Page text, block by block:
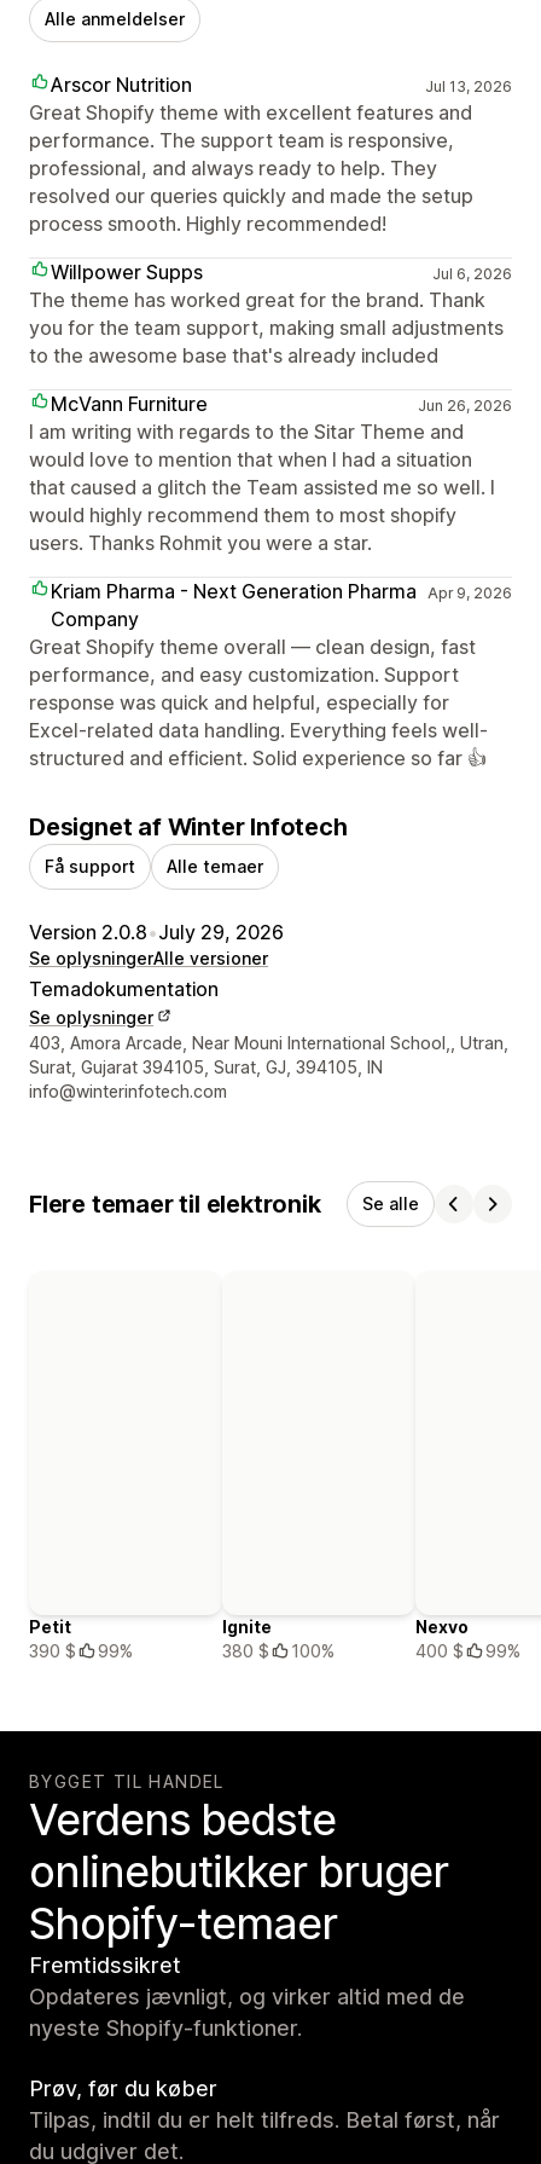
Alle anmeldelser
Arscor Nutrition Jul 13, 2026
Great Shopify theme with excellent features and
performance. The support team is responsive,
professional, and always ready to help. They
resolved our queries quickly and made the setup
process smooth. Highly recommended!
Willpower Supps
Jul 6, 2026
The theme has worked great for the brand. Thank
you for the team support, making small adjustments
to the awesome base that's already included
McVann Furniture
Jun 26, 2026
I am writing with regards to the Sitar Theme and
would love to mention that when I had a situation
that caused a glitch the Team assisted me so well. I
would highly recommend them to most shopify
users. Thanks Rohmit you were a star.
Kriam Pharma - Next Generation Pharma
Company
Apr 9, 2026
Great Shopify theme overall — clean design, fast
performance, and easy customization. Support
response was quick and helpful, especially for
Excel-related data handling. Everything feels well-
structured and efficient. Solid experience so far 👍
Designet af Winter Infotech
Få support Alle temaer
Version 2.0.8•July 29, 2026
Se oplysningerAlle versioner
Temadokumentation
Se oplysninger
Se kontaktoplysninger
403, Amora Arcade, Near Mouni International School,, Utran,
Surat, Gujarat 394105, Surat, GJ, 394105, IN
info@winterinfotech.com
Flere temaer til elektronik Se alle
Petit
390 $
99%
Ignite
380 $
100%
Nexvo
400 $
99%
BYGGET TIL HANDEL
Verdens bedste
onlinebutikker bruger
Shopify-temaer
Fremtidssikret
Opdateres jævnligt, og virker altid med de
nyeste Shopify-funktioner.
Prøv, før du køber
Tilpas, indtil du er helt tilfreds. Betal først, når
du udgiver det.